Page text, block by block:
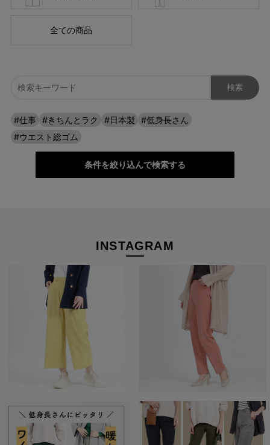
さらりと着こなす、上品カジュアル
シャリ感のある麻混素材が、肌にはもちろん目にも涼しい。どん
なトップスとも合わせやすく、抜け感ときちんと感を兼ね備えた
全ての商品
#仕事 #きちんとラク #日本製
#低身長さん
#ウエスト総ゴム
条件を絞り込んで検索する
INSTAGRAM